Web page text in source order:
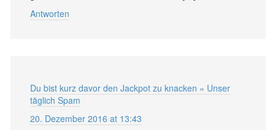
Antworten
Du bist kurz davor den Jackpot zu knacken « Unser
täglich Spam
20. Dezember 2016 at 13:43